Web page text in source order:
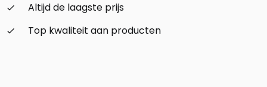
check_small
Altijd de laagste prijs
check_small
Top kwaliteit aan producten